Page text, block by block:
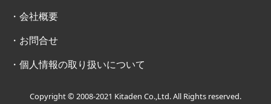
・ 会社概要
・ お問合せ
・ 個人情報の取り扱いについて
Copyright © 2008-2021 Kitaden Co.,Ltd. All Rights reserved.